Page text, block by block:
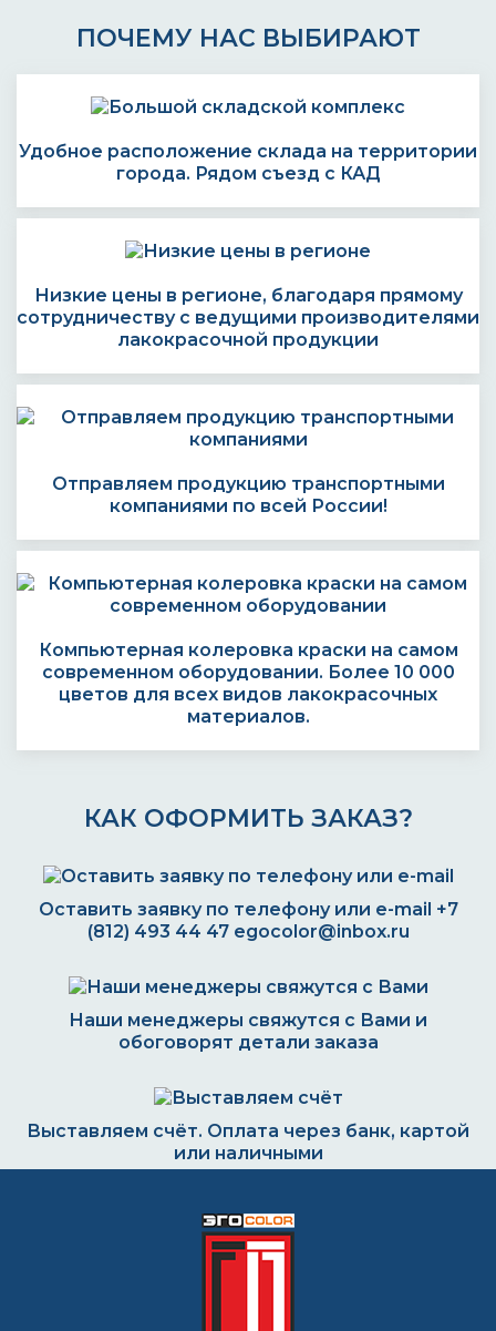
ПОЧЕМУ НАС ВЫБИРАЮТ
Удобное расположение склада на территории
города. Рядом съезд с КАД
Низкие цены в регионе, благодаря прямому
сотрудничеству с ведущими производителями
лакокрасочной продукции
Отправляем продукцию транспортными
компаниями по всей России!
Компьютерная колеровка краски на самом
современном оборудовании. Более 10 000
цветов для всех видов лакокрасочных
материалов.
КАК ОФОРМИТЬ ЗАКАЗ?
Оставить заявку по телефону или e-mail +7
(812) 493 44 47 egocolor@inbox.ru
Наши менеджеры свяжутся с Вами и
обоговорят детали заказа
Выставляем счёт. Оплата через банк, картой
или наличными
Формируем заказ и отправляем транспортной
компанией